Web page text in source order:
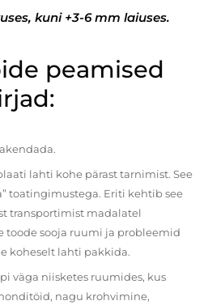
kuni +3-6 mm laiuses.
peamised
lahti kohe pärast tarnimist. See
toatingimustega. Eriti kehtib see
transportimist madalatel
toode sooja ruumi ja probleemid
koheselt lahti pakkida.
väga niisketes ruumides, kus
nagu krohvimine,